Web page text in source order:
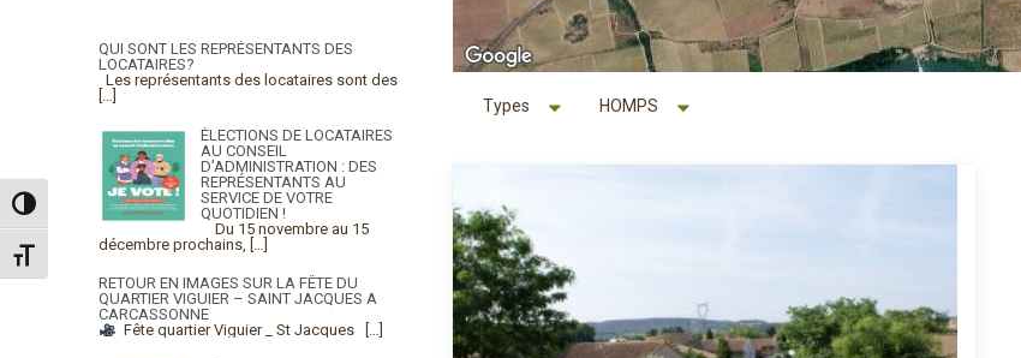
Passer en contraste élevé
Changer la taille de la police
Types HOMPS
QUI SONT LES REPRÉSENTANTS DES
LOCATAIRES?
Les représentants des locataires sont des
[…]
ÉLECTIONS DE LOCATAIRES
AU CONSEIL
D’ADMINISTRATION : DES
REPRÉSENTANTS AU
SERVICE DE VOTRE
QUOTIDIEN !
Du 15 novembre au 15
décembre prochains, […]
RETOUR EN IMAGES SUR LA FÊTE DU
QUARTIER VIGUIER – SAINT JACQUES A
CARCASSONNE
Fête quartier Viguier _ St Jacques
[…]